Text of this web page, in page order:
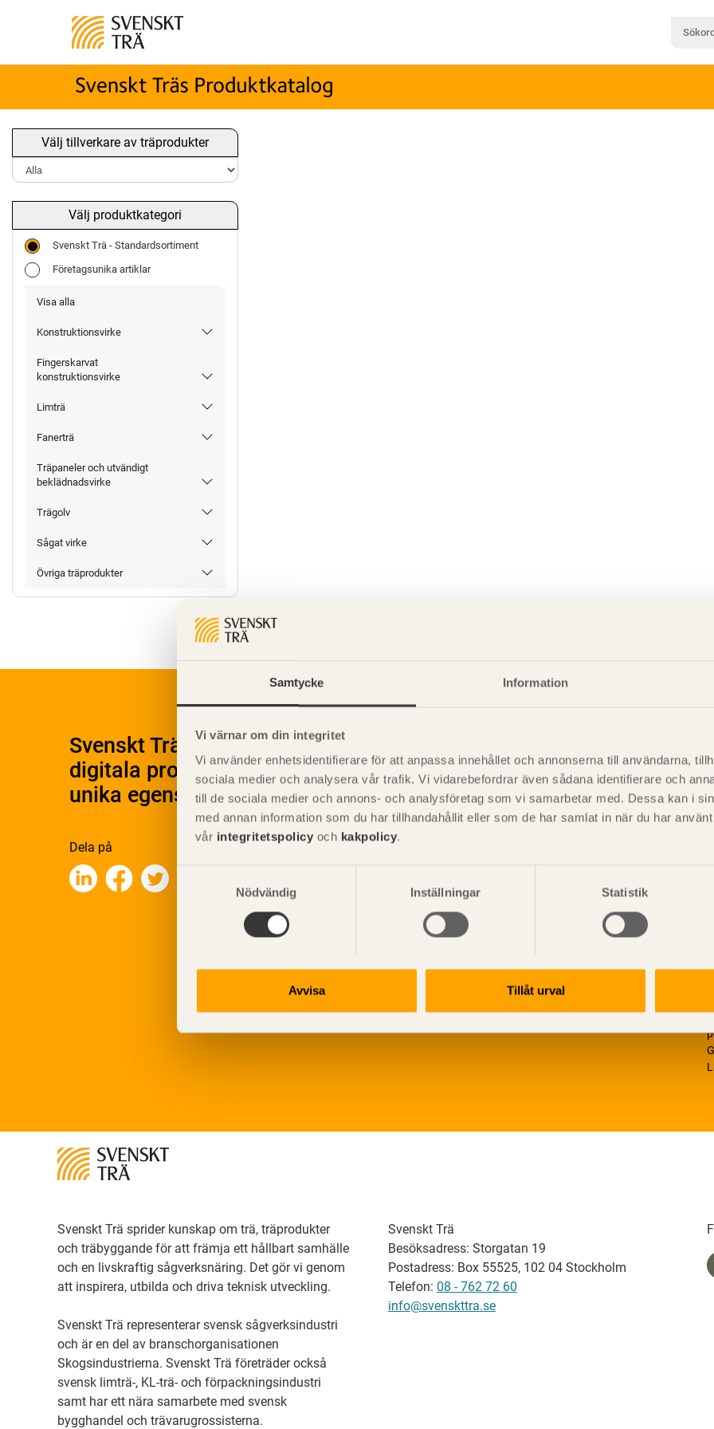
Samtycke Information
Vi värnar om din integritet
Vi använder enhetsidentifierare för att anpassa innehållet och annonserna till användarna,
sociala medier och analysera vår trafik. Vi vidarebefordrar även sådana identifierare och
till de sociala medier och annons- och analysföretag som vi samarbetar med. Dessa kan i
med annan information som du har tillhandahållit eller som de har samlat in när du har
vår integritetspolicy och kakpolicy.
Nödvändig
Inställningar Statistik
Avvisa Tillåt urval
Välj tillverkare av träprodukter
Välj produktkategori
Svenskt Trä - Standardsortiment
Företagsunika artiklar
Visa alla
Konstruktionsvirke
Fingerskarvat
konstruktionsvirke
Limträ
Fanerträ
Träpaneler och utvändigt
beklädnadsvirke
Trägolv
Sågat virke
Övriga träprodukter
Svenskt Träs Produktkatalog är svensk sågverksnärings
digitala produktkatalog för att beskriva träprodukter och deras
unika egenskaper.
Dela på
Svenskt Trä sprider kunskap om trä, träprodukter
och träbyggande för att främja ett hållbart samhälle
och en livskraftig sågverksnäring. Det gör vi genom
att inspirera, utbilda och driva teknisk utveckling.
Svenskt Trä representerar svensk sågverksindustri
och är en del av branschorganisationen
Skogsindustrierna. Svenskt Trä företräder också
svensk limträ-, KL-trä- och förpackningsindustri
samt har ett nära samarbete med svensk
bygghandel och trävarugrossisterna.
Svenskt Trä
Besöksadress: Storgatan 19
Postadress: Box 55525, 102 04 Stockholm
Telefon: 08 - 762 72 60
info@svenskttra.se